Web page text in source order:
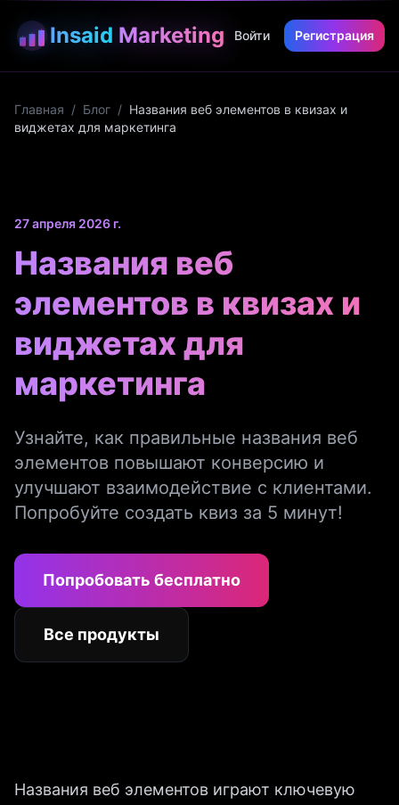
Insaid Marketing Войти Регистрация
Главная / Блог / Названия веб элементов в квизах и
виджетах для маркетинга
27 апреля 2026 г.
Названия веб
элементов в квизах и
виджетах для
маркетинга
Узнайте, как правильные названия веб
элементов повышают конверсию и
улучшают взаимодействие с клиентами.
Попробуйте создать квиз за 5 минут!
Попробовать бесплатно
Все продукты
Названия веб элементов играют ключевую